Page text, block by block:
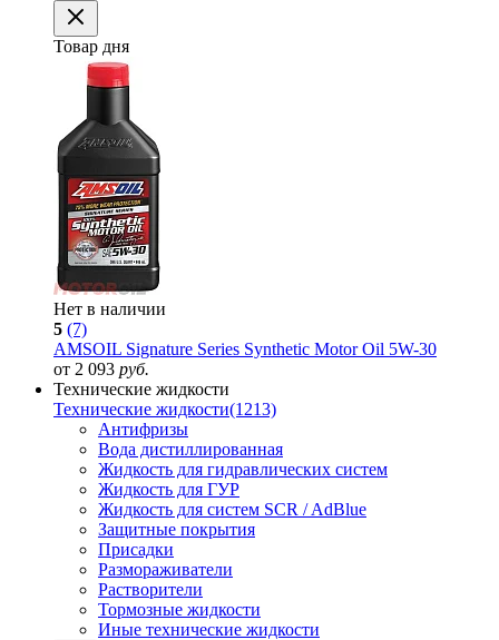
Товар дня
Нет в наличии
5 (7)
AMSOIL Signature Series Synthetic Motor Oil 5W-30
от 2 093 руб.
Технические жидкости
Технические жидкости(1213)
Антифризы
Вода дистиллированная
Жидкость для гидравлических систем
Жидкость для ГУР
Жидкость для систем SCR / AdBlue
Защитные покрытия
Присадки
Размораживатели
Растворители
Тормозные жидкости
Иные технические жидкости